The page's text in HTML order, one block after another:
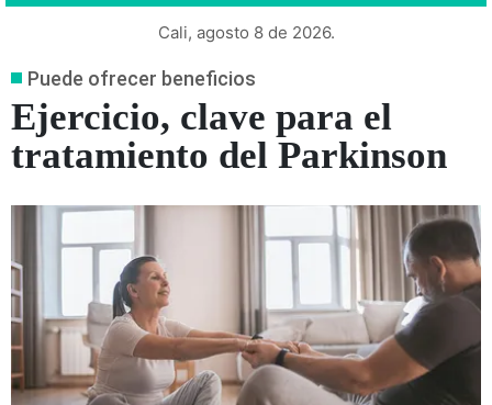
Cali, agosto 8 de 2026.
Puede ofrecer beneficios
Ejercicio, clave para el
tratamiento del Parkinson